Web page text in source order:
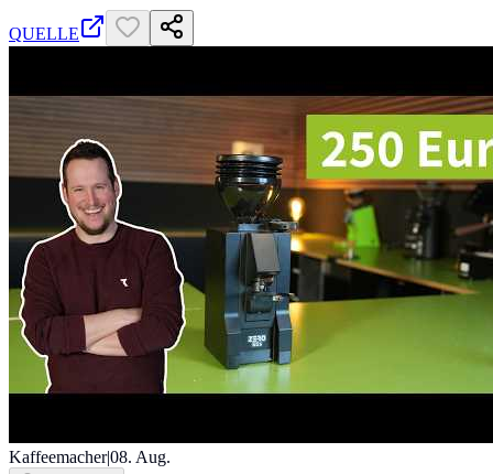
QUELLE
Kaffeemacher|08. Aug.